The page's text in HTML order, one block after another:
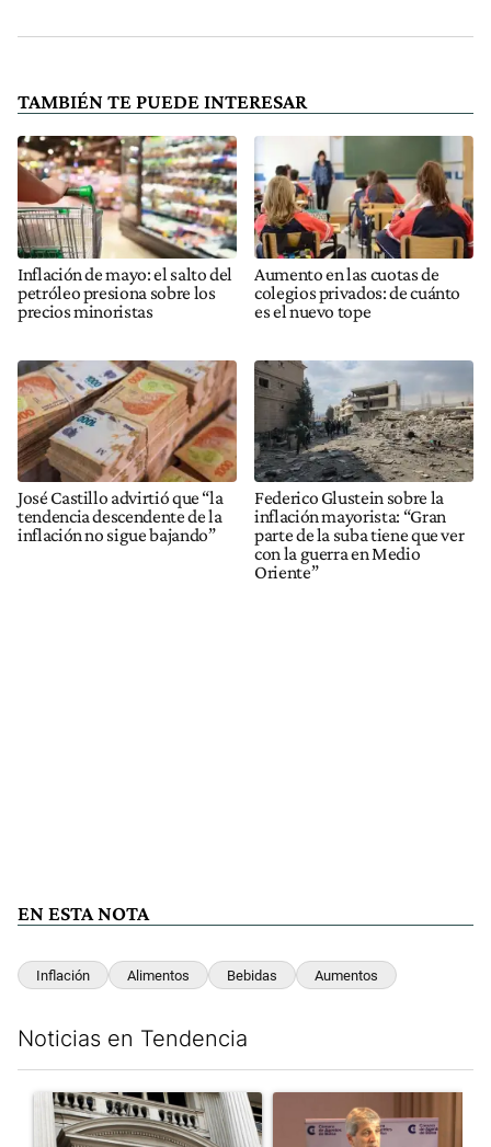
TAMBIÉN TE PUEDE INTERESAR
Inflación de mayo: el salto del
petróleo presiona sobre los
precios minoristas
Aumento en las cuotas de
colegios privados: de cuánto
es el nuevo tope
José Castillo advirtió que “la
tendencia descendente de la
inflación no sigue bajando”
Federico Glustein sobre la
inflación mayorista: “Gran
parte de la suba tiene que ver
con la guerra en Medio
Oriente”
EN ESTA NOTA
Inflación Alimentos Bebidas Aumentos
Noticias en Tendencia
Un artículo de tendencia con el título "Las reservas del Banco
Un artículo de tendencia